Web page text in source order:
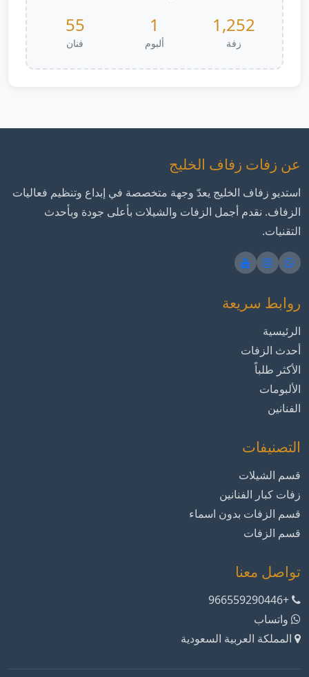
1,252
زفة
1
ألبوم
55
فنان
عن زفات زفاف الخليج
استديو زفاف الخليج يعدّ وجهة متخصصة في إبداع وتنظيم فعاليات
الزفاف. نقدم أجمل الزفات والشيلات بأعلى جودة وبأحدث
التقنيات.
روابط سريعة
الرئيسية
أحدث الزفات
الأكثر طلباً
الألبومات
الفنانين
التصنيفات
قسم الشيلات
زفات كبار الفنانين
قسم الزفات بدون اسماء
قسم الزفات
تواصل معنا
+966559290446
واتساب
المملكة العربية السعودية